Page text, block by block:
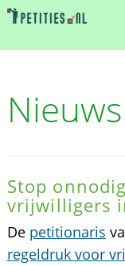
Nieuws
Stop
vrijwilligers
De petitionaris
regeldruk voor